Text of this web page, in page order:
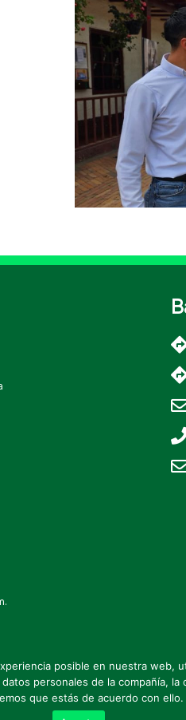
de datos personales
* Mapa de sitio
posible en nuestra web,
personales de la compañía, la
que estás de acuerdo con ello.